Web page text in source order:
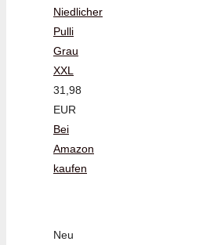
Niedlicher
Pulli
Grau
XXL
31,98
EUR
Bei
Amazon
kaufen
Neu